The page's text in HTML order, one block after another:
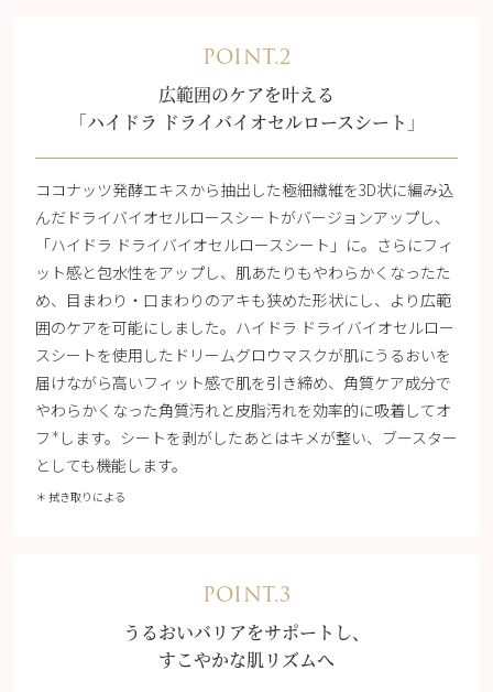
POINT.2
広範囲のケアを叶える
「ハイドラ ドライバイオセルロースシート」
ココナッツ発酵エキスから抽出した極細繊維を3D状に編み込
んだドライバイオセルロースシートがバージョンアップし、
「ハイドラ ドライバイオセルロースシート」に。さらにフィ
ット感と包水性をアップし、肌あたりもやわらかくなったた
め、目まわり・口まわりのアキも狭めた形状にし、より広範
囲のケアを可能にしました。ハイドラ ドライバイオセルロー
スシートを使用したドリームグロウマスクが肌にうるおいを
届けながら高いフィット感で肌を引き締め、角質ケア成分で
やわらかくなった角質汚れと皮脂汚れを効率的に吸着してオ
フ ＊ します。シートを剥がしたあとはキメが整い、ブースター
としても機能します。
＊ 拭き取りによる
POINT.3
うるおいバリアをサポートし、
すこやかな肌リズムへ